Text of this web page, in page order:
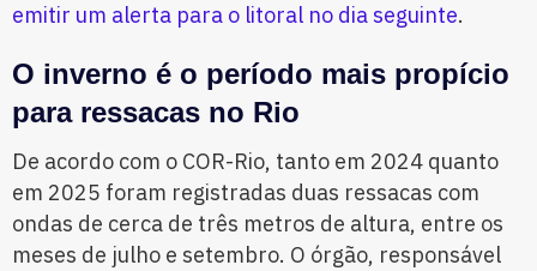
emitir um alerta para o litoral no dia seguinte.
O inverno é o período mais propício
para ressacas no Rio
De acordo com o COR-Rio, tanto em 2024 quanto
em 2025 foram registradas duas ressacas com
ondas de cerca de três metros de altura, entre os
meses de julho e setembro. O órgão, responsável